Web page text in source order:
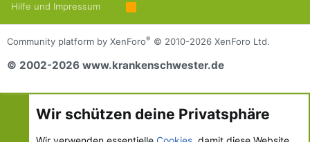
Hilfe und Impressum
R
S
S
Community platform by XenForo® © 2010-2026 XenForo Ltd.
© 2002-2026 www.krankenschwester.de
Wir schützen deine Privatsphäre